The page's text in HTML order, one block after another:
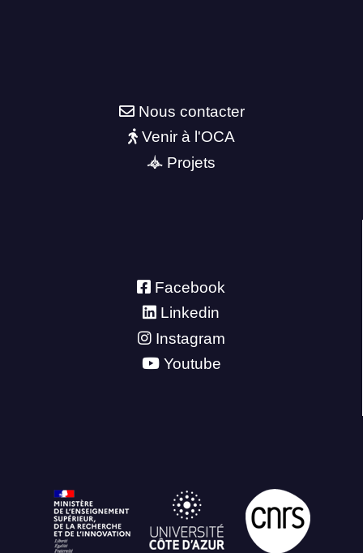
Nous contacter
Venir à l'OCA
Projets
Facebook
Linkedin
Instagram
Youtube